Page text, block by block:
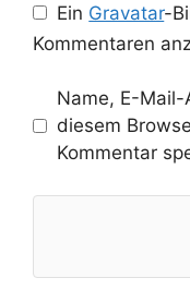
Ein Gravatar-
Kommentaren
Name, E-
diesem
Kommentar